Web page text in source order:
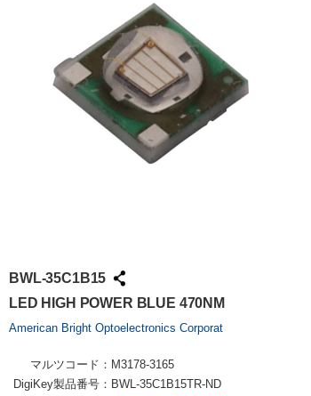
BWL-35C1B15
LED HIGH POWER BLUE 470NM
American Bright Optoelectronics Corporat
マルツコード： M3178-3165
DigiKey製品番号： BWL-35C1B15TR-ND